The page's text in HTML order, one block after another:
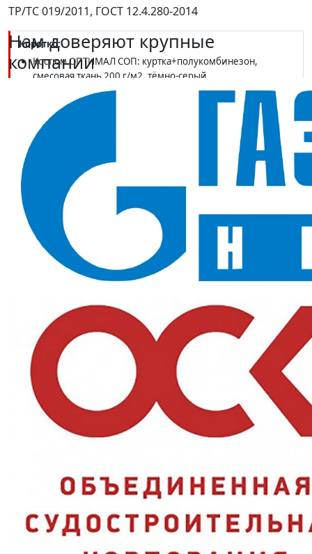
ТР/ТС 019/2011, ГОСТ 12.4.280-2014
Коротко:
Костюм ОПТИМАЛ СОП: куртка+полукомбинезон,
смесовая ткань 200 г/м2, тёмно-серый
Классы защиты З, Ми; ТР ТС 019/2011, ГОСТ 12.4.280-2014
Светоотражающие элементы; сезон лето; бюджетная
модель для массовой комплектации
В наличии в SIZMAG (Москва), отгрузка в день заказа
Костюм ОПТИМАЛ СОП (тк смесовая 200), курт.+пк, т.серый
— базовая серая версия костюма ОПТИМАЛ для массовой
комплектации персонала. Лёгкая смесовая ткань 200 г/м2 с
водоотталкивающей пропиткой защищает от общих
загрязнений и истирания, а универсальный серый цвет не
привязан к конкретной отрасли.
Назначение и сферы применения
разнорабочие — там, где нужен недорогой универсальный
костюм на каждый день.
Ключевые преимущества
Универсальный серый цвет:
подходит для любой отрасли
без привязки к фирменному стилю;
Двойная защита:
класс З и Ми от загрязнений и истирания в
одной ткани;
Полукомбинезон:
закрывает поясницу и не сползает при
ткань дольше остаётся сухой;
Светоотражающие элементы:заметность в тёмное время
Характеристики и стандарты
Нам доверяют крупные
компании